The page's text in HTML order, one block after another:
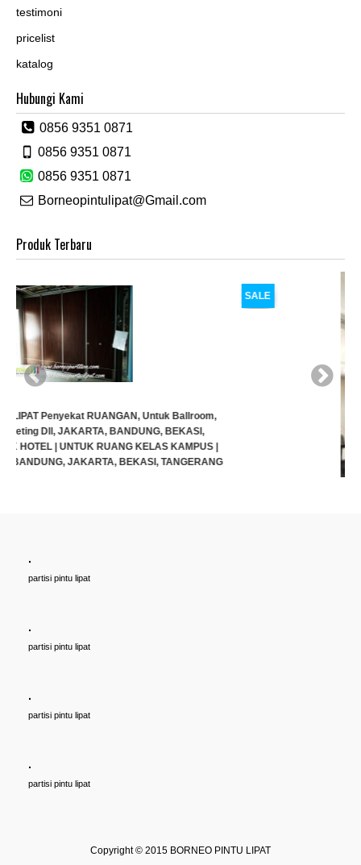
testimoni
pricelist
katalog
Hubungi Kami
0856 9351 0871
0856 9351 0871
0856 9351 0871
Borneopintulipat@Gmail.com
Produk Terbaru
SALE
HOTEL, Ruang Meeting Dll, JAKARTA, BANDUNG, BEKASI,
.
partisi pintu lipat
.
partisi pintu lipat
.
partisi pintu lipat
.
partisi pintu lipat
Copyright © 2015 BORNEO PINTU LIPAT